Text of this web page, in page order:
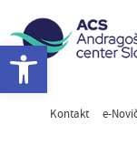
Kontakt e-
Open toolbar